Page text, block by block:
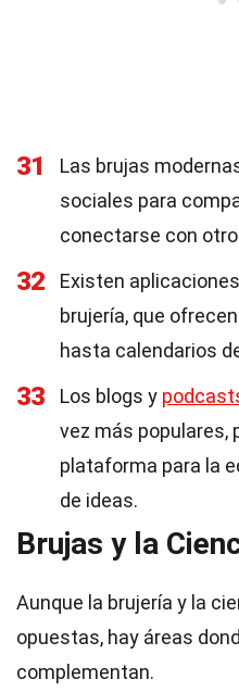
31
Las brujas
sociales para
conectarse con
32
Existen
brujería, que
hasta calendarios
33 Los blogs y
vez más populares,
plataforma para la
de ideas.
Brujas y la
Aunque la brujería y la
opuestas, hay áreas
complementan.